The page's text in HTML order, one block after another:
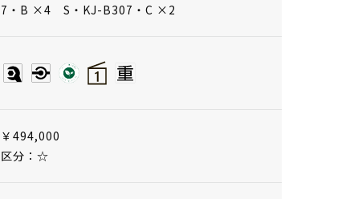
7・B ×4 S・KJ-B307・C ×2
￥494,000
区分：☆